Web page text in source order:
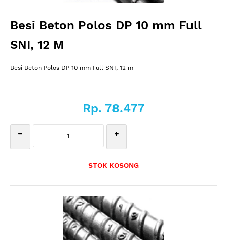
Besi Beton Polos DP 10 mm Full
SNI, 12 M
Besi Beton Polos DP 10 mm Full SNI, 12 m
Rp. 78.477
STOK KOSONG